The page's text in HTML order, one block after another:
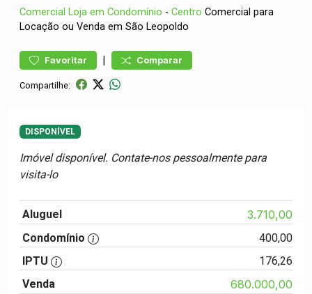
Comercial Loja em Condomínio - Centro Comercial para
Locação ou Venda em São Leopoldo
Favoritar | Comparar
Compartilhe:
DISPONÍVEL
Imóvel disponível. Contate-nos pessoalmente para
visita-lo
Aluguel 3.710,00
Condomínio
400,00
IPTU
176,26
Venda
680.000,00